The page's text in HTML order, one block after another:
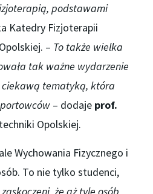
podstawami
Katedry Fizjoterapii
– To także wielka
tak ważne wydarzenie
tematyką, która
– dodaje prof.
Opolskiej.
Wychowania Fizycznego i
To nie tylko studenci,
że aż tyle osób